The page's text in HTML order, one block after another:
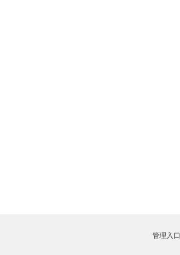
管理入口